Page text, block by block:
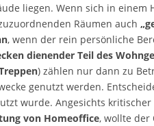
liegen. Wenn sich in einem
Räumen auch
, wenn der rein persönliche
dienender Teil des
) zählen nur dann zu
genutzt werden.
wurde. Angesichts
von Homeoffice, wollte der